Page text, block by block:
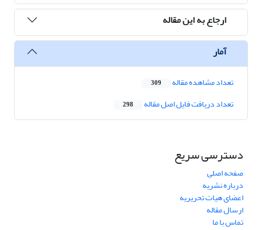
ارجاع به این مقاله
آمار
تعداد مشاهده مقاله 309
تعداد دریافت فایل اصل مقاله 298
دسترسی سریع
صفحه اصلی
درباره نشریه
اعضای هیات تحریریه
ارسال مقاله
تماس با ما